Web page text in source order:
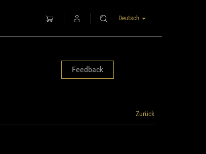
Deutsch
Feedback
Zurück